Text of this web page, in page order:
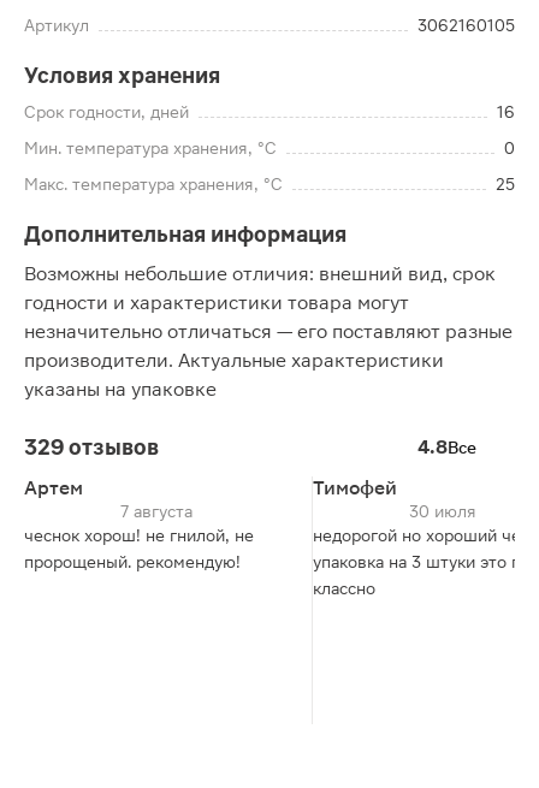
Артикул
3062160105
Условия хранения
Срок годности, дней
16
Мин. температура хранения, °C
0
Макс. температура хранения, °C
25
Дополнительная информация
Возможны небольшие отличия: внешний вид, срок
годности и характеристики товара могут
незначительно отличаться — его поставляют разные
производители. Актуальные характеристики
указаны на упаковке
329 отзывов 4.8Все
Артем
7 августа
чеснок хорош! не гнилой, не
пророщеный. рекомендую!
Тимофей
30 июля
недорогой но хороший
упаковка на 3 штуки это
классно